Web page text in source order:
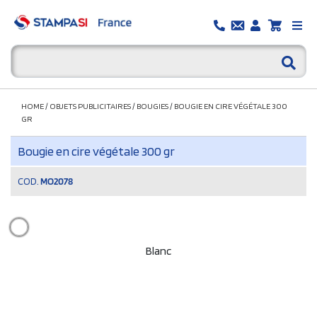
HOME/ OBJETS PUBLICITAIRES/ BOUGIES/ BOUGIE EN CIRE VÉGÉTALE 300
GR
Bougie en cire végétale 300 gr
COD. MO2078
Blanc